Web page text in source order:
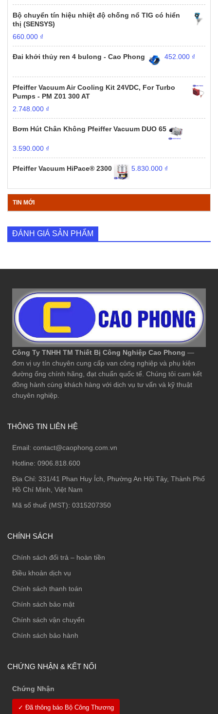
Bộ chuyển tín hiệu nhiệt độ chống nổ TIG có hiển
thị (SENSYS)
660.000 ₫
Đai khởi thủy ren 4 bulong - Cao Phong 452.000 ₫
Pfeiffer Vacuum Air Cooling Kit 24VDC, For Turbo
Pumps - PM Z01 300 AT
2.748.000 ₫
Bơm Hút Chân Không Pfeiffer Vacuum DUO 65
3.590.000 ₫
Pfeiffer Vacuum HiPace® 2300 5.830.000 ₫
TIN MỚI
ĐÁNH GIÁ SẢN PHẨM
Công Ty TNHH TM Thiết Bị Công Nghiệp Cao Phong —
đơn vị uy tín chuyên cung cấp van công nghiệp và phụ kiện
đường ống chính hãng, đạt chuẩn quốc tế. Chúng tôi cam kết
đồng hành cùng khách hàng với dịch vụ tư vấn và kỹ thuật
chuyên nghiệp.
THÔNG TIN LIÊN HỆ
Email: contact@caophong.com.vn
Hotline: 0906.818.600
Địa Chỉ: 331/41 Phan Huy Ích, Phường An Hội Tây, Thành Phố
Hồ Chí Minh, Việt Nam
Mã số thuế (MST): 0315207350
CHÍNH SÁCH
Chính sách đổi trả – hoàn tiền
Điều khoản dịch vụ
Chính sách thanh toán
Chính sách bảo mật
Chính sách vận chuyển
Chính sách bảo hành
CHỨNG NHẬN & KẾT NỐI
Chứng Nhận
✓ Đã thông báo Bộ Công Thương